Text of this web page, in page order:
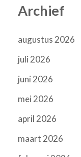
Archief
augustus 2026
juli 2026
juni 2026
mei 2026
april 2026
maart 2026